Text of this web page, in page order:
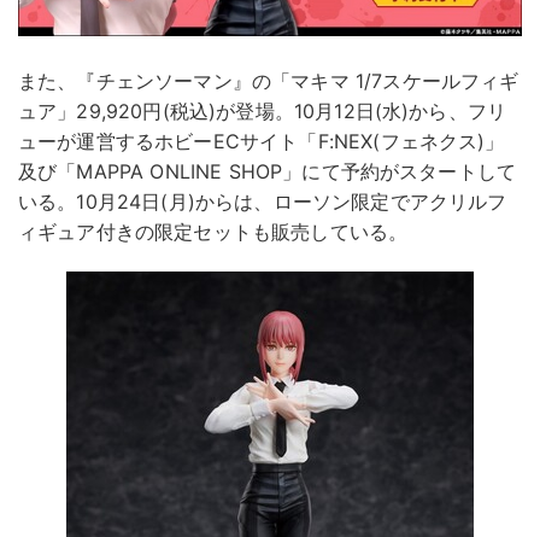
また、『チェンソーマン』の「マキマ 1/7スケールフィギ
ュア」29,920円(税込)が登場。10月12日(水)から、フリ
ューが運営するホビーECサイト「F:NEX(フェネクス)」
及び「MAPPA ONLINE SHOP」にて予約がスタートして
いる。10月24日(月)からは、ローソン限定でアクリルフ
ィギュア付きの限定セットも販売している。